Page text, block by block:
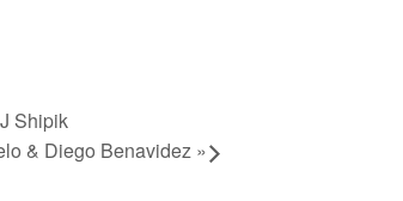
Shipik
& Diego Benavidez »